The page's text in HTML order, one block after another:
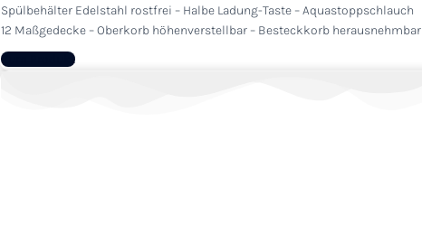
Spülbehälter Edelstahl rostfrei – Halbe Ladung-Taste – Aquastoppschlauch
12 Maßgedecke – Oberkorb höhenverstellbar – Besteckkorb herausnehmbar
Zum Produkt